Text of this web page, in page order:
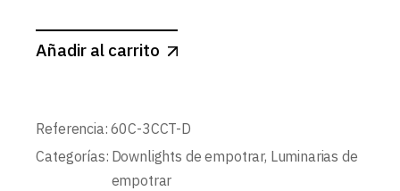
Añadir al carrito
Referencia: 60C-3CCT-D
Categorías: Downlights de empotrar, Luminarias de
empotrar